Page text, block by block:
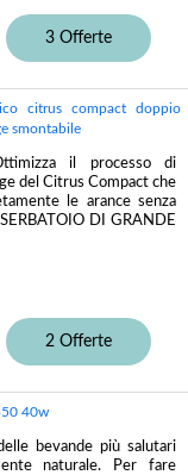
3 Offerte
citrus compact doppio
smontabile
il processo di
del Citrus Compact che
le arance senza
DI GRANDE
2 Offerte
40w
bevande più salutari
naturale. Per fare